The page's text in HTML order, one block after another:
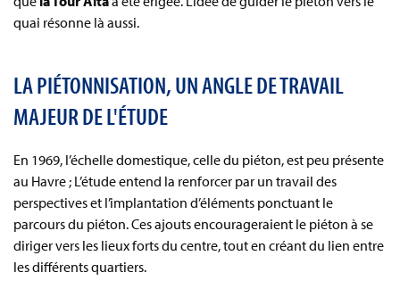
quai résonne là aussi.
LA PIÉTONNISATION, UN ANGLE DE TRAVAIL
MAJEUR DE L'ÉTUDE
En 1969, l’échelle domestique, celle du piéton, est peu présente
au Havre ; L’étude entend la renforcer par un travail des
perspectives et l’implantation d’éléments ponctuant le
parcours du piéton. Ces ajouts encourageraient le piéton à se
diriger vers les lieux forts du centre, tout en créant du lien entre
les différents quartiers.